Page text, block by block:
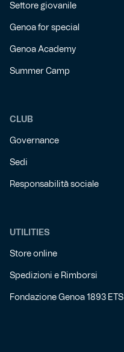
Settore giovanile
Genoa for special
Genoa Academy
Summer Camp
CLUB
Governance
Sedi
Responsabilità sociale
UTILITIES
Store online
Spedizioni e Rimborsi
Fondazione Genoa 1893 ETS